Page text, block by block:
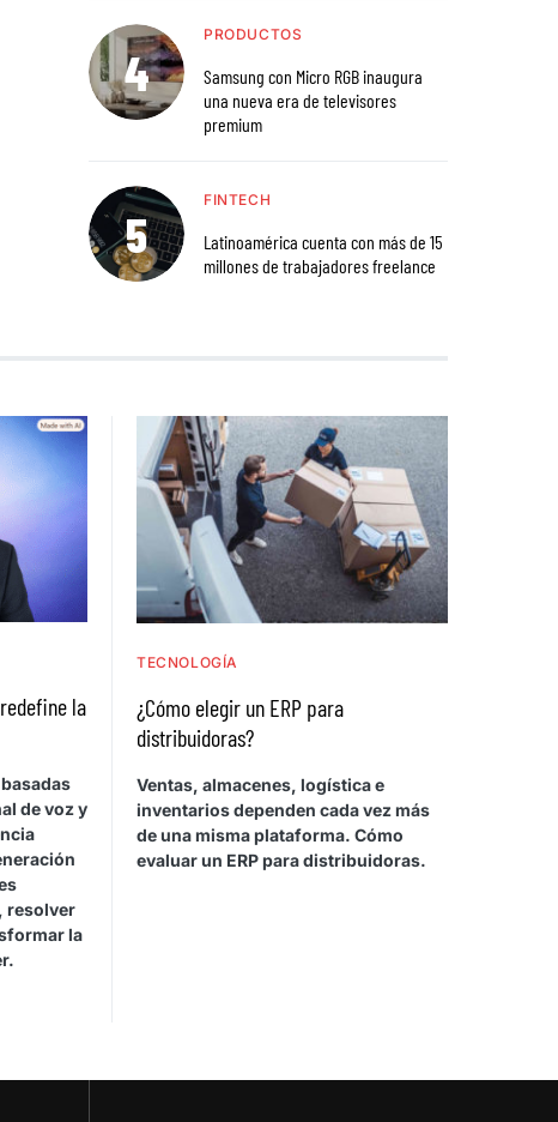
PRODUCTOS
Samsung con Micro RGB inaugura
una nueva era de televisores
premium
FINTECH
Latinoamérica cuenta con más de 15
millones de trabajadores freelance
la
de voz y
resolver
la
TECNOLOGÍA
¿Cómo elegir un ERP para
distribuidoras?
Ventas, almacenes, logística e
inventarios dependen cada vez más
de una misma plataforma. Cómo
evaluar un ERP para distribuidoras.